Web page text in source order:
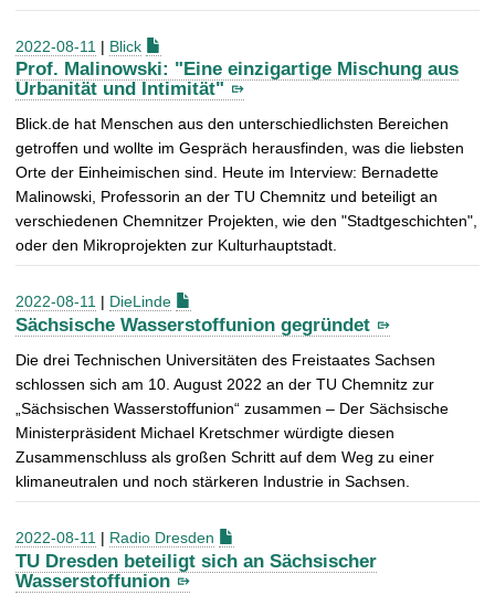
2022-08-11 | Blick
Prof. Malinowski: "Eine einzigartige Mischung aus
Urbanität und Intimität"
Blick.de hat Menschen aus den unterschiedlichsten Bereichen
getroffen und wollte im Gespräch herausfinden, was die liebsten
Orte der Einheimischen sind. Heute im Interview: Bernadette
Malinowski, Professorin an der TU Chemnitz und beteiligt an
verschiedenen Chemnitzer Projekten, wie den "Stadtgeschichten",
oder den Mikroprojekten zur Kulturhauptstadt.
2022-08-11 | DieLinde
Sächsische Wasserstoffunion gegründet
Die drei Technischen Universitäten des Freistaates Sachsen
schlossen sich am 10. August 2022 an der TU Chemnitz zur
„Sächsischen Wasserstoffunion“ zusammen – Der Sächsische
Ministerpräsident Michael Kretschmer würdigte diesen
Zusammenschluss als großen Schritt auf dem Weg zu einer
klimaneutralen und noch stärkeren Industrie in Sachsen.
2022-08-11 | Radio Dresden
TU Dresden beteiligt sich an Sächsischer
Wasserstoffunion